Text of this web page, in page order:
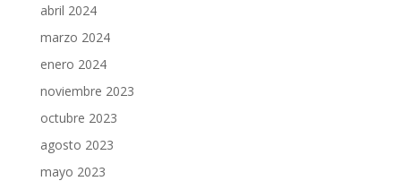
abril 2024
marzo 2024
enero 2024
noviembre 2023
octubre 2023
agosto 2023
mayo 2023